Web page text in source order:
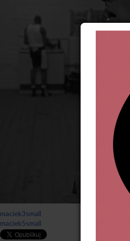
maciek3small
maciek5small